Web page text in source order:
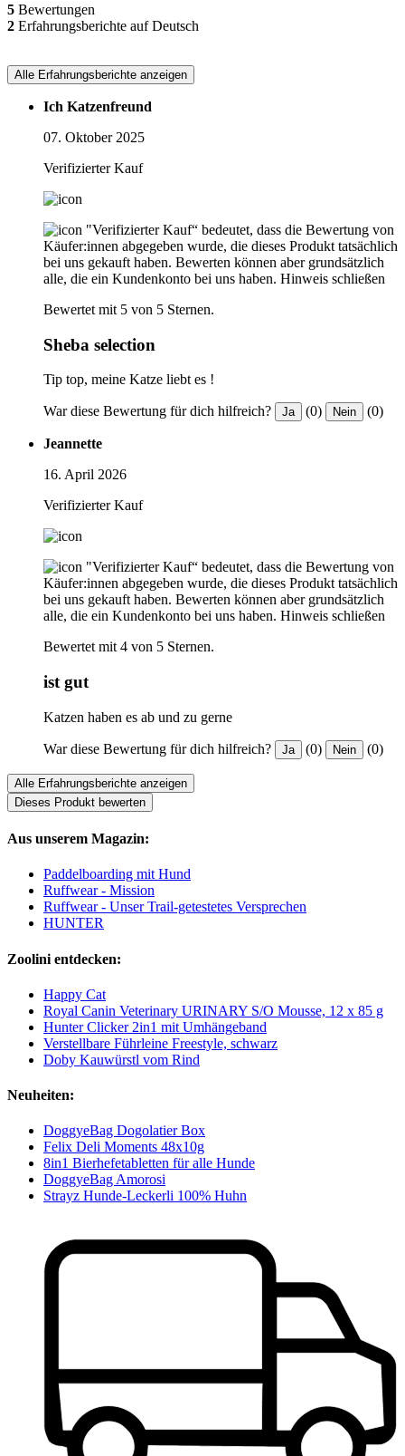
5 Bewertungen
2 Erfahrungsberichte auf Deutsch
Alle Erfahrungsberichte anzeigen
Ich Katzenfreund
07. Oktober 2025
Verifizierter Kauf
"Verifizierter Kauf“ bedeutet, dass die Bewertung von
Käufer:innen abgegeben wurde, die dieses Produkt tatsächlich
bei uns gekauft haben. Bewerten können aber grundsätzlich
alle, die ein Kundenkonto bei uns haben. Hinweis schließen
Bewertet mit 5 von 5 Sternen.
Sheba selection
Tip top, meine Katze liebt es !
War diese Bewertung für dich hilfreich? Ja (0) Nein (0)
Jeannette
16. April 2026
Verifizierter Kauf
"Verifizierter Kauf“ bedeutet, dass die Bewertung von
Käufer:innen abgegeben wurde, die dieses Produkt tatsächlich
bei uns gekauft haben. Bewerten können aber grundsätzlich
alle, die ein Kundenkonto bei uns haben. Hinweis schließen
Bewertet mit 4 von 5 Sternen.
ist gut
Katzen haben es ab und zu gerne
War diese Bewertung für dich hilfreich? Ja (0) Nein (0)
Alle Erfahrungsberichte anzeigen
Dieses Produkt bewerten
Aus unserem Magazin:
Paddelboarding mit Hund
Ruffwear - Mission
Ruffwear - Unser Trail-getestetes Versprechen
HUNTER
Zoolini entdecken:
Happy Cat
Royal Canin Veterinary URINARY S/O Mousse, 12 x 85 g
Hunter Clicker 2in1 mit Umhängeband
Verstellbare Führleine Freestyle, schwarz
Doby Kauwürstl vom Rind
Neuheiten:
DoggyeBag Dogolatier Box
Felix Deli Moments 48x10g
8in1 Bierhefetabletten für alle Hunde
DoggyeBag Amorosi
Strayz Hunde-Leckerli 100% Huhn